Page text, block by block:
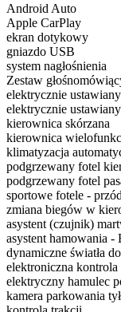
Android Auto
Apple CarPlay
ekran dotykowy
gniazdo USB
system nagłośnienia
Zestaw
elektrycznie
elektrycznie
kierownica skórzana
kierownica
klimatyzacja
podgrzewany fotel
podgrzewany fotel
sportowe fotele - przód
zmiana biegów w
asystent (czujnik)
asystent hamowania -
dynamiczne światła
elektroniczna
elektryczny hamulec
kamera parkowania tył